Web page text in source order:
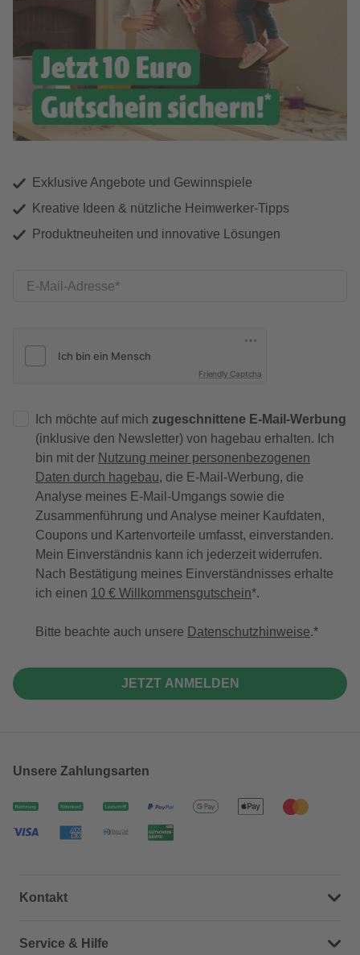
Exklusive Angebote und Gewinnspiele
Kreative Ideen & nützliche Heimwerker-Tipps
Produktneuheiten und innovative Lösungen
E-Mail-Adresse
Friendly Captcha
Ich möchte auf mich zugeschnittene E-Mail-Werbung
(inklusive den Newsletter) von hagebau erhalten. Ich
bin mit der Nutzung meiner personenbezogenen
Daten durch hagebau, die E-Mail-Werbung, die
Analyse meines E-Mail-Umgangs sowie die
Zusammenführung und Analyse meiner Kaufdaten,
Coupons und Kartenvorteile umfasst, einverstanden.
Mein Einverständnis kann ich jederzeit widerrufen.
Nach Bestätigung meines Einverständnisses erhalte
ich einen 10 € Willkommensgutschein*.
Bitte beachte auch unsere Datenschutzhinweise.
JETZT ANMELDEN
Unsere Zahlungsarten
Kontakt
Dein Kontakt zu uns
Service & Hilfe